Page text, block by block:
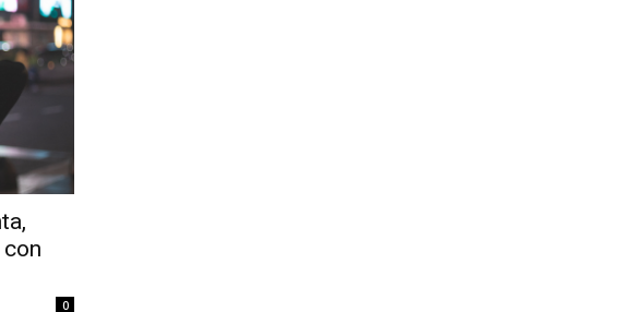
y
sitio web o haga clic en el botón de
0